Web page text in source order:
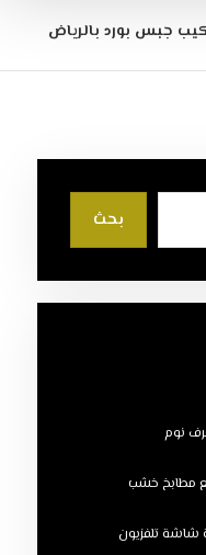
جبس بورد بالرياض
بحث
نوم
مطابخ خشب
شاشة تلفزيون